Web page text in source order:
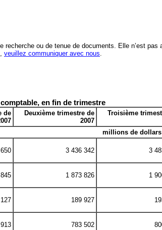
ou de tenue de documents. Elle n’est
veuillez communiquer avec nous
en fin de trimestre
de
Deuxième trimestre de
2007
Troisième
millions de dollars
3 436 342 3
1 873 826 1
189 927
783 502